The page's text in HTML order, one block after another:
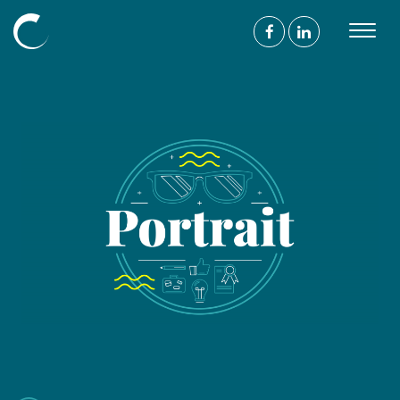
Nos mécénats
L’équipe
On parle de vous